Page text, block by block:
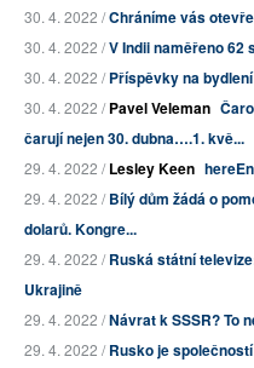
30. 4. 2022 /Chráníme vás
30. 4. 2022 /V Indii naměřeno 62
30. 4. 2022 /Příspěvky na bydlení
30. 4. 2022 /Pavel Veleman
čarují nejen 30. dubna….1. kvě...
29. 4. 2022 /Lesley Keen
29. 4. 2022 /Bílý dům žádá o
dolarů. Kongre...
29. 4. 2022 /Ruská státní
Ukrajině
29. 4. 2022 /Návrat k SSSR? To
29. 4. 2022 /Rusko je